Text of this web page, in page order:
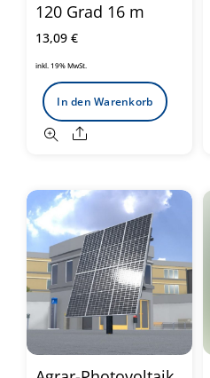
120 Grad 16 m
13,09 €
inkl. 19% MwSt.
In den Warenkorb
Share